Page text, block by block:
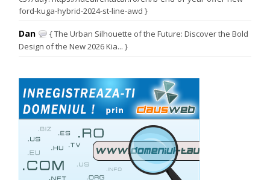
ford-kuga-hybrid-2024-st-line-awd }
Dan
{ The Urban Silhouette of the Future: Discover the Bold
Design of the New 2026 Kia... }